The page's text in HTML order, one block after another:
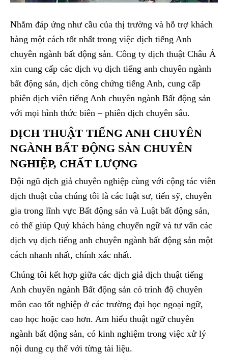
Nhằm đáp ứng như cầu của thị trường và hỗ trợ khách
hàng một cách tốt nhất trong việc dịch tiếng Anh
chuyên ngành bất động sản. Công ty dịch thuật Châu Á
xin cung cấp các dịch vụ dịch tiếng anh chuyên ngành
bất động sản, dịch công chứng tiếng Anh, cung cấp
phiên dịch viên tiếng Anh chuyên ngành Bất động sản
với mọi hình thức biên – phiên dịch chuyên sâu.
DỊCH THUẬT TIẾNG ANH CHUYÊN
NGÀNH BẤT ĐỘNG SẢN CHUYÊN
NGHIỆP, CHẤT LƯỢNG
Đội ngũ dịch giả chuyên nghiệp cùng với cộng tác viên
dịch thuật của chúng tôi là các luật sư, tiến sỹ, chuyên
gia trong lĩnh vực Bất động sản và Luật bất động sản,
có thể giúp Quý khách hàng chuyển ngữ và tư vấn các
dịch vụ dịch tiếng anh chuyên ngành bất động sản một
cách nhanh nhất, chính xác nhất.
Chúng tôi kết hợp giữa các dịch giả dịch thuật tiếng
Anh chuyên ngành Bất động sản có trình độ chuyên
môn cao tốt nghiệp ở các trường đại học ngoại ngữ,
cao học hoặc cao hơn. Am hiểu thuật ngữ chuyên
ngành bất động sản, có kinh nghiệm trong việc xử lý
nội dung cụ thể với từng tài liệu.